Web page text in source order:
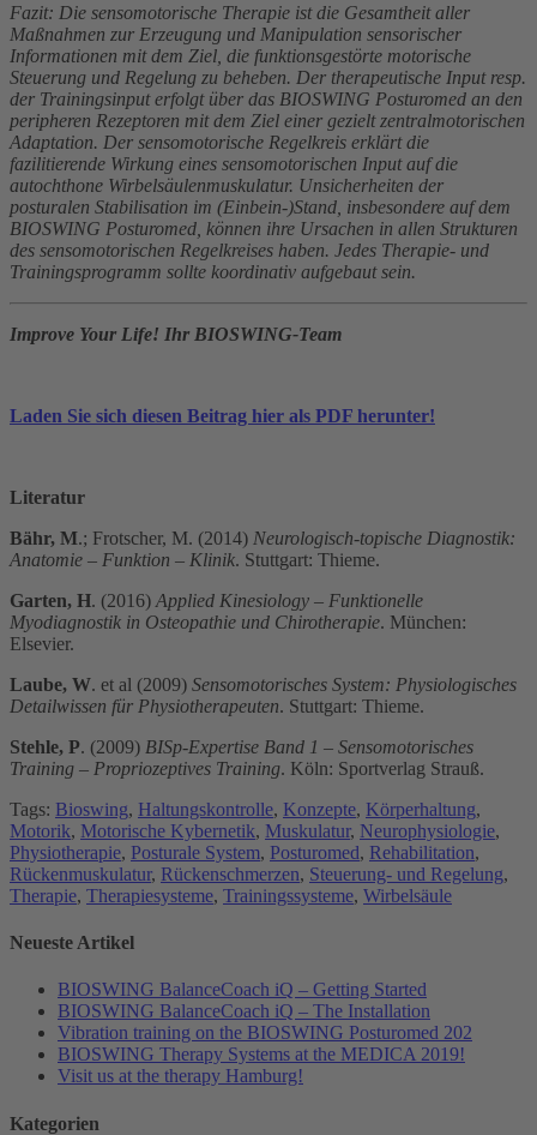
Fazit: Die sensomotorische Therapie ist die Gesamtheit aller
Maßnahmen zur Erzeugung und Manipulation sensorischer
Informationen mit dem Ziel, die funktionsgestörte motorische
Steuerung und Regelung zu beheben. Der therapeutische Input resp.
der Trainingsinput erfolgt über das BIOSWING Posturomed an den
peripheren Rezeptoren mit dem Ziel einer gezielt zentralmotorischen
Adaptation. Der sensomotorische Regelkreis erklärt die
fazilitierende Wirkung eines sensomotorischen Input auf die
autochthone Wirbelsäulenmuskulatur. Unsicherheiten der
posturalen Stabilisation im (Einbein-)Stand, insbesondere auf dem
BIOSWING Posturomed, können ihre Ursachen in allen Strukturen
des sensomotorischen Regelkreises haben. Jedes Therapie- und
Trainingsprogramm sollte koordinativ aufgebaut sein.
Improve Your Life! Ihr BIOSWING-Team
Laden Sie sich diesen Beitrag hier als PDF herunter!
Literatur
Bähr, M.; Frotscher, M. (2014) Neurologisch-topische Diagnostik:
Anatomie – Funktion – Klinik. Stuttgart: Thieme.
Garten, H. (2016) Applied Kinesiology – Funktionelle
Myodiagnostik in Osteopathie und Chirotherapie. München:
Elsevier.
Laube, W. et al (2009) Sensomotorisches System: Physiologisches
Detailwissen für Physiotherapeuten. Stuttgart: Thieme.
Stehle, P. (2009) BISp-Expertise Band 1 – Sensomotorisches
Training – Propriozeptives Training. Köln: Sportverlag Strauß.
Tags: Bioswing, Haltungskontrolle, Konzepte, Körperhaltung,
Motorik, Motorische Kybernetik, Muskulatur, Neurophysiologie,
Physiotherapie, Posturale System, Posturomed, Rehabilitation,
Rückenmuskulatur, Rückenschmerzen, Steuerung- und Regelung,
Therapie, Therapiesysteme, Trainingssysteme, Wirbelsäule
Neueste Artikel
BIOSWING BalanceCoach iQ – Getting Started
BIOSWING BalanceCoach iQ – The Installation
Vibration training on the BIOSWING Posturomed 202
BIOSWING Therapy Systems at the MEDICA 2019!
Visit us at the therapy Hamburg!
Kategorien